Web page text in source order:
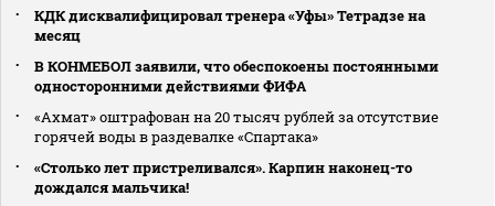
КДК дисквалифицировал тренера «Уфы» Тетрадзе на
месяц
В КОНМЕБОЛ заявили, что обеспокоены постоянными
односторонними действиями ФИФА
«Ахмат» оштрафован на 20 тысяч рублей за отсутствие
горячей воды в раздевалке «Спартака»
«Столько лет пристреливался». Карпин наконец-то
дождался мальчика!